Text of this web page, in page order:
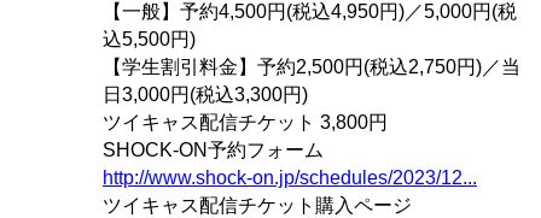
【一般】予約4,500円(税込4,950円)／5,000円(税
込5,500円)
【学生割引料金】予約2,500円(税込2,750円)／当
日3,000円(税込3,300円)
ツイキャス配信チケット 3,800円
SHOCK-ON予約フォーム
http://www.shock-on.jp/schedules/2023/12...
ツイキャス配信チケット購入ページ